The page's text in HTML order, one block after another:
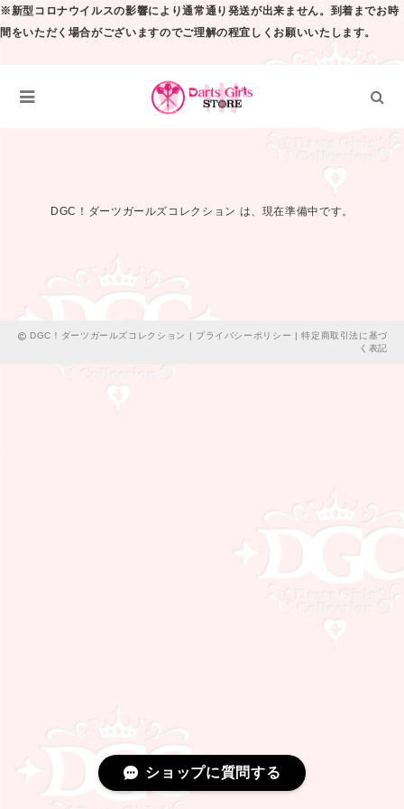
※新型コロナウイルスの影響により通常通り発送が出来ません。到着までお時
間をいただく場合がございますのでご理解の程宜しくお願いいたします。
DGC！ダーツガールズコレクション は、現在準備中です。
DGC！ダーツガールズコレクション | プライバシーポリシー |特定商取引法に基づ
く表記
ショップに質問する